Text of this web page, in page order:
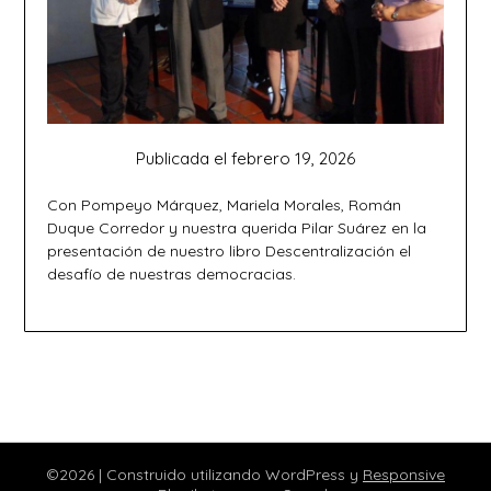
Publicada el febrero 19, 2026
Con Pompeyo Márquez, Mariela Morales, Román
Duque Corredor y nuestra querida Pilar Suárez en la
presentación de nuestro libro Descentralización el
desafío de nuestras democracias.
©2026 | Construido utilizando WordPress y Responsive